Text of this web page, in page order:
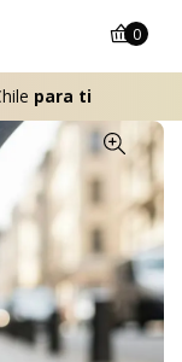
para ti
0